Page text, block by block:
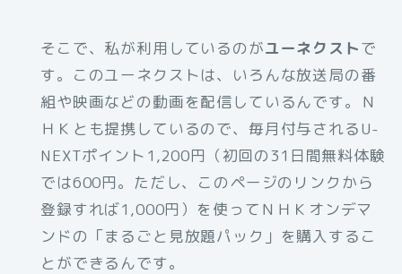
そこで、私が利用しているのがユーネクストで
す。このユーネクストは、いろんな放送局の番
組や映画などの動画を配信しているんです。Ｎ
ＨＫとも提携しているので、毎月付与されるU-
NEXTポイント1,200円（初回の31日間無料体験
では600円。ただし、このページのリンクから
登録すれば1,000円）を使ってＮＨＫオンデマ
ンドの「まるごと見放題パック」を購入するこ
とができるんです。